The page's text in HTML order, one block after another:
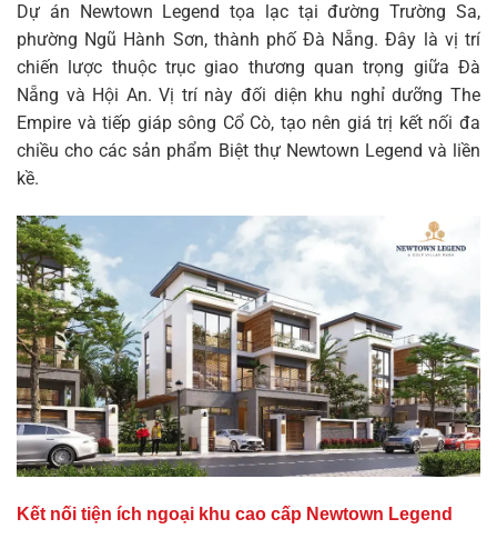
Dự án Newtown Legend tọa lạc tại đường Trường Sa,
phường Ngũ Hành Sơn, thành phố Đà Nẵng. Đây là vị trí
chiến lược thuộc trục giao thương quan trọng giữa Đà
Nẵng và Hội An. Vị trí này đối diện khu nghỉ dưỡng The
Empire và tiếp giáp sông Cổ Cò, tạo nên giá trị kết nối đa
chiều cho các sản phẩm Biệt thự Newtown Legend và liền
kề.
Kết nối tiện ích ngoại khu cao cấp Newtown Legend